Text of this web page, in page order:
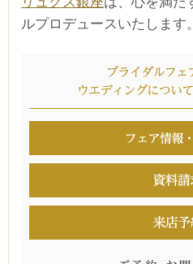
ルプロデュースいたします。
■■■タイトル■■■